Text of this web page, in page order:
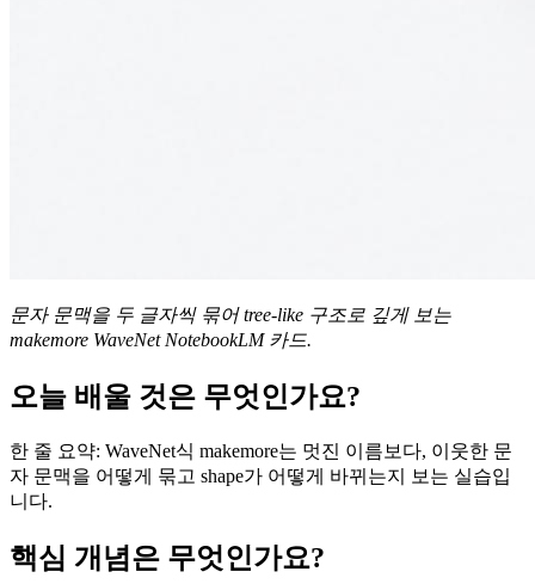
문자 문맥을 두 글자씩 묶어 tree-like 구조로 깊게 보는
makemore WaveNet NotebookLM 카드.
오늘 배울 것은 무엇인가요?
한 줄 요약: WaveNet식 makemore는 멋진 이름보다, 이웃한 문
자 문맥을 어떻게 묶고 shape가 어떻게 바뀌는지 보는 실습입
니다.
핵심 개념은 무엇인가요?